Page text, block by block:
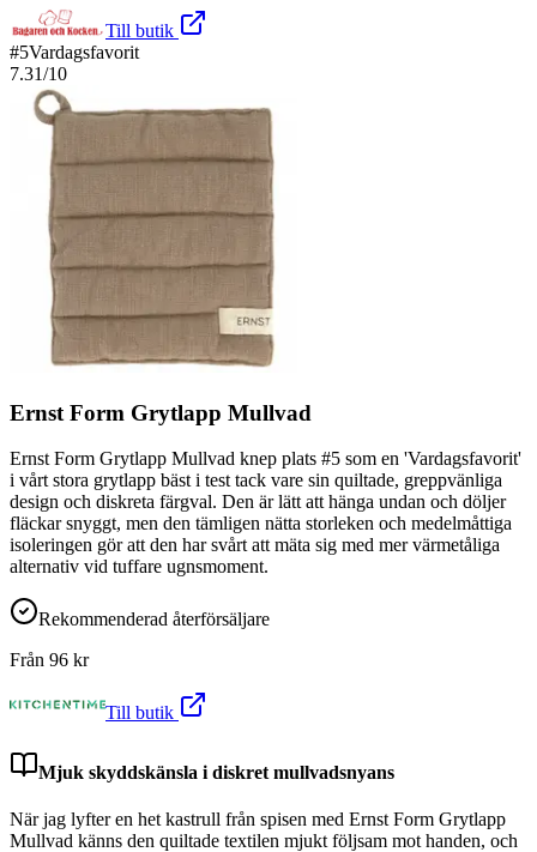
Till butik
#5Vardagsfavorit
7.31/10
Ernst Form Grytlapp Mullvad
Ernst Form Grytlapp Mullvad knep plats #5 som en 'Vardagsfavorit'
i vårt stora grytlapp bäst i test tack vare sin quiltade, greppvänliga
design och diskreta färgval. Den är lätt att hänga undan och döljer
fläckar snyggt, men den tämligen nätta storleken och medelmåttiga
isoleringen gör att den har svårt att mäta sig med mer värmetåliga
alternativ vid tuffare ugnsmoment.
Rekommenderad återförsäljare
Från 96 kr
Till butik
Mjuk skyddskänsla i diskret mullvadsnyans
När jag lyfter en het kastrull från spisen med Ernst Form Grytlapp
Mullvad känns den quiltade textilen mjukt följsam mot handen, och